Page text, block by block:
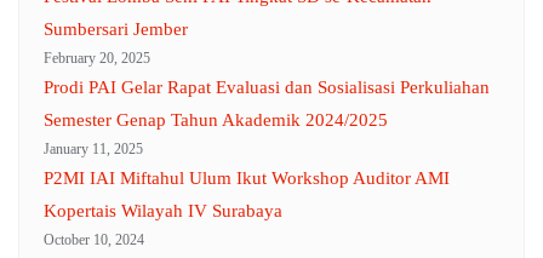
Sumbersari Jember
February 20, 2025
Prodi PAI Gelar Rapat Evaluasi dan Sosialisasi Perkuliahan
Semester Genap Tahun Akademik 2024/2025
January 11, 2025
P2MI IAI Miftahul Ulum Ikut Workshop Auditor AMI
Kopertais Wilayah IV Surabaya
October 10, 2024